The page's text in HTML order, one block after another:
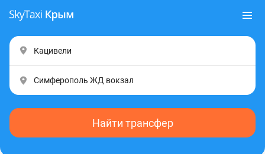
Найти трансфер